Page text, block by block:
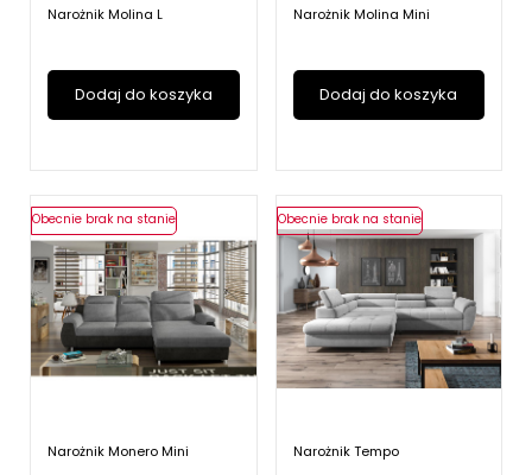
Narożnik Molina L
Dodaj do koszyka
Narożnik Molina Mini
Dodaj do koszyka
Narożnik Monero Mini
Obecnie brak na stanie
Narożnik Tempo
Obecnie brak na stanie